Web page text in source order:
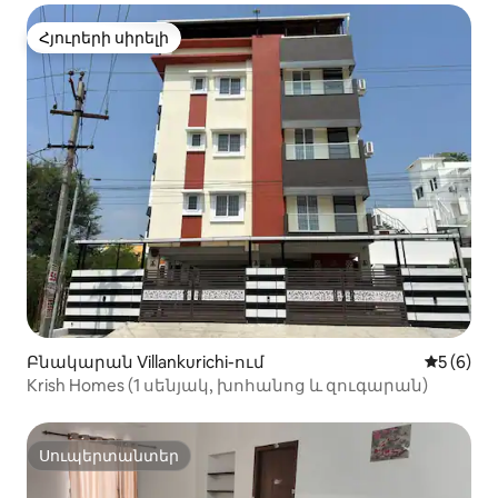
Հյուրերի սիրելի
Հյուրերի սիրելի
Բնակարան Villankurichi-ում Միջին
5 (6)
Krish Homes (1 սենյակ, խոհանոց և զուգարան)
Սուպերտանտեր
Սուպերտանտեր